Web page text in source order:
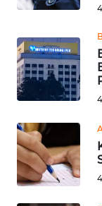
PADANG
LAWAS
WN
CIANJUR